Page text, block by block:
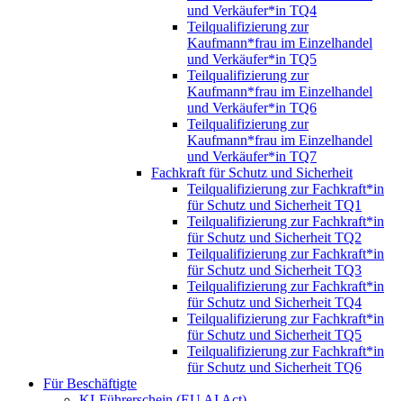
und Verkäufer*in TQ4
Teilqualifizierung zur
Kaufmann*frau im Einzelhandel
und Verkäufer*in TQ5
Teilqualifizierung zur
Kaufmann*frau im Einzelhandel
und Verkäufer*in TQ6
Teilqualifizierung zur
Kaufmann*frau im Einzelhandel
und Verkäufer*in TQ7
Fachkraft für Schutz und Sicherheit
Teilqualifizierung zur Fachkraft*in
für Schutz und Sicherheit TQ1
Teilqualifizierung zur Fachkraft*in
für Schutz und Sicherheit TQ2
Teilqualifizierung zur Fachkraft*in
für Schutz und Sicherheit TQ3
Teilqualifizierung zur Fachkraft*in
für Schutz und Sicherheit TQ4
Teilqualifizierung zur Fachkraft*in
für Schutz und Sicherheit TQ5
Teilqualifizierung zur Fachkraft*in
für Schutz und Sicherheit TQ6
Für Beschäftigte